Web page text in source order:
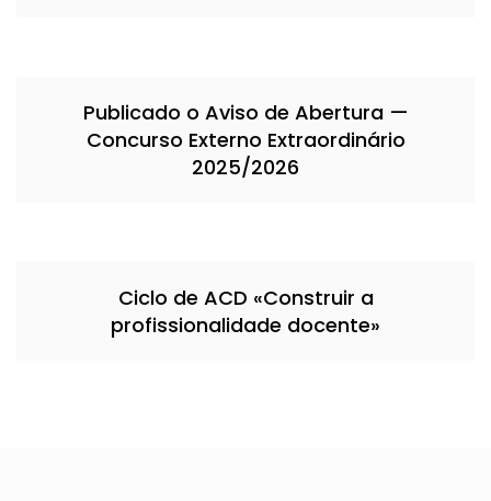
Publicado o Aviso de Abertura —
Concurso Externo Extraordinário
2025/2026
Ciclo de ACD «Construir a
profissionalidade docente»